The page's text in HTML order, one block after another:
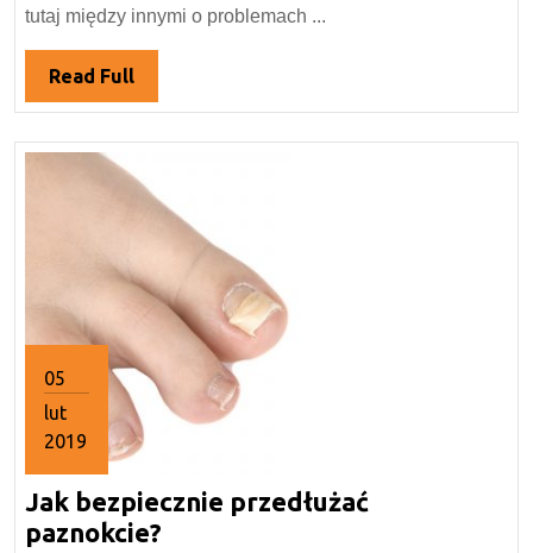
tutaj między innymi o problemach ...
Read FullRead
Full
05
lut
2019
lutego
2019
Jak bezpiecznie przedłużać
paznokcie?